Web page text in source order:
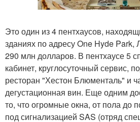
Это один из 4 пентхаусов,
зданиях по адресу One Hyde Park,
290 млн долларов. В пентхаусе 5
кабинет, круглосуточный сервис,
ресторан "Хестон Блюменталь" и
дегустационная вин. Еще одним
то, что огромные окна, от пола до
под сигнализацией SAS (отряд